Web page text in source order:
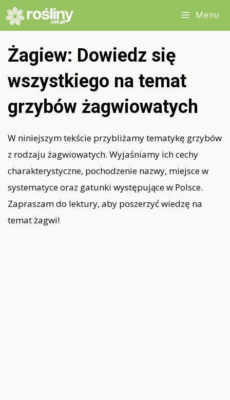
Przejdź
do
Menu
Żagiew: Dowiedz się
wszystkiego na temat
grzybów żagwiowatych
W niniejszym tekście przybliżamy tematykę grzybów
z rodzaju żagwiowatych. Wyjaśniamy ich cechy
charakterystyczne, pochodzenie nazwy, miejsce w
systematyce oraz gatunki występujące w Polsce.
Zapraszam do lektury, aby poszerzyć wiedzę na
temat żagwi!